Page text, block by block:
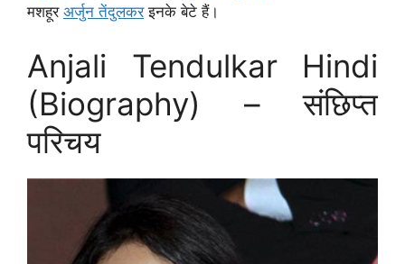
मशहूर अर्जुन तेंदुलकरइनके बेटे हैं।
Anjali Tendulkar Hindi
(Biography) – संछिप्त
परिचय